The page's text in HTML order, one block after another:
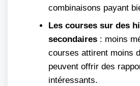
combinaisons payant
Les courses sur des
secondaires : moins
courses attirent moins
peuvent offrir des
intéressants.